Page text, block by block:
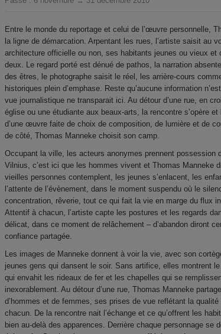
Entre le monde du reportage et celui de l’œuvre personnelle,
la ligne de démarcation. Arpentant les rues, l’artiste saisit au
architecture officielle ou non, ses habitants jeunes ou vieux et
deux. Le regard porté est dénué de pathos, la narration
des êtres, le photographe saisit le réel, les arrière-cours
historiques plein d’emphase. Reste qu’aucune information
vue journalistique ne transparait ici. Au détour d’une rue, en
église ou une étudiante aux beaux-arts, la rencontre s’opère
d’une œuvre faite de choix de composition, de lumière et de
de côté, Thomas Manneke choisit son camp.
Occupant la ville, les acteurs anonymes prennent possession
Vilnius, c’est ici que les hommes vivent et Thomas Manneke
vieilles personnes contemplent, les jeunes s’enlacent, les
l’attente de l’évènement, dans le moment suspendu où le
concentration, rêverie, tout ce qui fait la vie en marge du flux
Attentif à chacun, l’artiste capte les postures et les regards
délicat, dans ce moment de relâchement – d’abandon diront
confiance partagée.
Les images de Manneke donnent à voir la vie, avec son
jeunes gens qui dansent le soir. Sans artifice, elles montrent
qui envahit les rideaux de fer et les chapelles qui se
inexorablement. Au détour d’une rue, Thomas Manneke
d’hommes et de femmes, ses prises de vue reflétant la qualité
chacun. De la rencontre nait l’échange et ce qu’offrent les
bien au-delà des apparences. Derrière chaque personnage se